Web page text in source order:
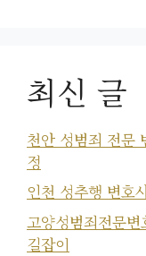
최신 글
천안 성범죄 전문
정
인천 성추행 변호
고양성범죄전문
길잡이